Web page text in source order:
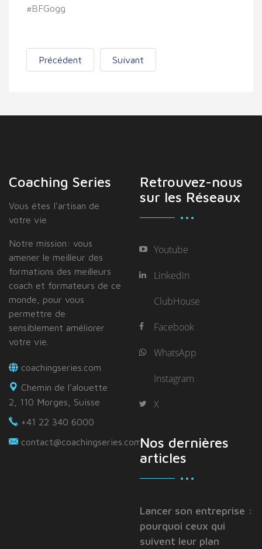
#BFGogg
Précédent Suivant
Coaching Series
Vous étes I'artisan de
votre vie
Notre mission: vous
amener le meilleur des
formations des meilleurs
coach et formateurs de ce
monde, pour vous
permettre de
sensiblement améliorer
votre vie.
coachingseries.com
Chemin de l'alouette
2, 110 Morges, Suisse
+41 22 340 6000
contact@coachingseries.com
Retrouvez-nous
sur les Réseaux
Youtube
Linkedin
ClubHouse
Facebook
WhatsApp
Instagram
X
Nos dernières
articles
Lancer son entreprise :
pourquoi ceux qui
suivent leur plan